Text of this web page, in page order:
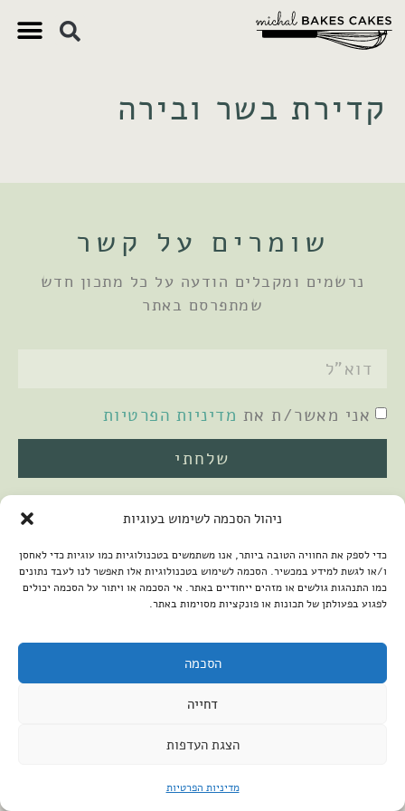
ניהול הסכמה לשימוש בעוגיות
כדי לספק את החוויה הטובה ביותר, אנו משתמשים בטכנולוגיות כמו עוגיות כדי לאחסן
ו/או לגשת למידע במכשיר. הסכמה לשימוש בטכנולוגיות אלו תאפשר לנו לעבד נתונים
כמו התנהגות גולשים או מזהים ייחודיים באתר. אי הסכמה או ויתור על הסכמה יכולים
לפגוע בפעולתן של תכונות או פונקציות מסוימות באתר.
הסכמה
דחייה
הצגת העדפות
מדיניות הפרטיות
קדירת בשר ובירה
שומרים על קשר
נרשמים ומקבלים הודעה על כל מתכון חדש
שמתפרסם באתר
אני מאשר/ת את מדיניות הפרטיות
שלחתי
2026 © כל הזכויות שמורות למיכל שמיר
הצהרת נגישות